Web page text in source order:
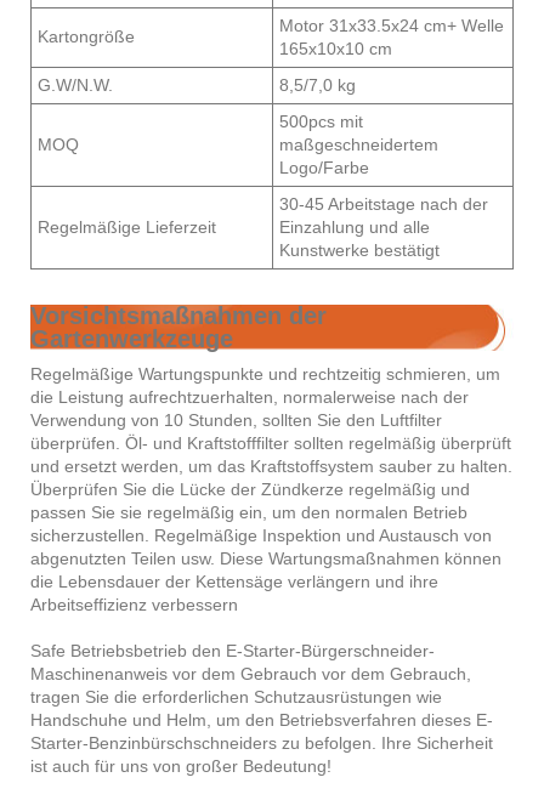
Kartongröße
Motor 31x33.5x24 cm+ Welle
165x10x10 cm
G.W/N.W.
8,5/7,0 kg
MOQ
500pcs mit
maßgeschneidertem
Logo/Farbe
Regelmäßige Lieferzeit
30-45 Arbeitstage nach der
Einzahlung und alle
Kunstwerke bestätigt
Vorsichtsmaßnahmen der
Gartenwerkzeuge
Regelmäßige Wartungspunkte und rechtzeitig schmieren, um
die Leistung aufrechtzuerhalten, normalerweise nach der
Verwendung von 10 Stunden, sollten Sie den Luftfilter
überprüfen. Öl- und Kraftstofffilter sollten regelmäßig überprüft
und ersetzt werden, um das Kraftstoffsystem sauber zu halten.
Überprüfen Sie die Lücke der Zündkerze regelmäßig und
passen Sie sie regelmäßig ein, um den normalen Betrieb
sicherzustellen. Regelmäßige Inspektion und Austausch von
abgenutzten Teilen usw. Diese Wartungsmaßnahmen können
die Lebensdauer der Kettensäge verlängern und ihre
Arbeitseffizienz verbessern
Safe Betriebsbetrieb den E-Starter-Bürgerschneider-
Maschinenanweis vor dem Gebrauch vor dem Gebrauch,
tragen Sie die erforderlichen Schutzausrüstungen wie
Handschuhe und Helm, um den Betriebsverfahren dieses E-
Starter-Benzinbürschschneiders zu befolgen. Ihre Sicherheit
ist auch für uns von großer Bedeutung!